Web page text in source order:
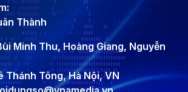
Thành
Minh Thu, Hoàng Giang, Nguyễn
Thánh Tông, Hà Nội, VN